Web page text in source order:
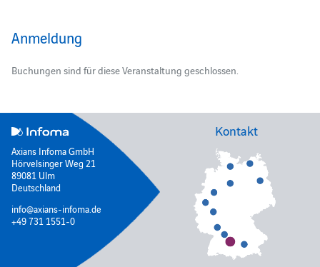
Anmeldung
Buchungen sind für diese Veranstaltung geschlossen.
Axians Infoma GmbH
Hörvelsinger Weg 21
89081 Ulm
Deutschland
info@axians-infoma.de
+49 731 1551-0
Kontakt